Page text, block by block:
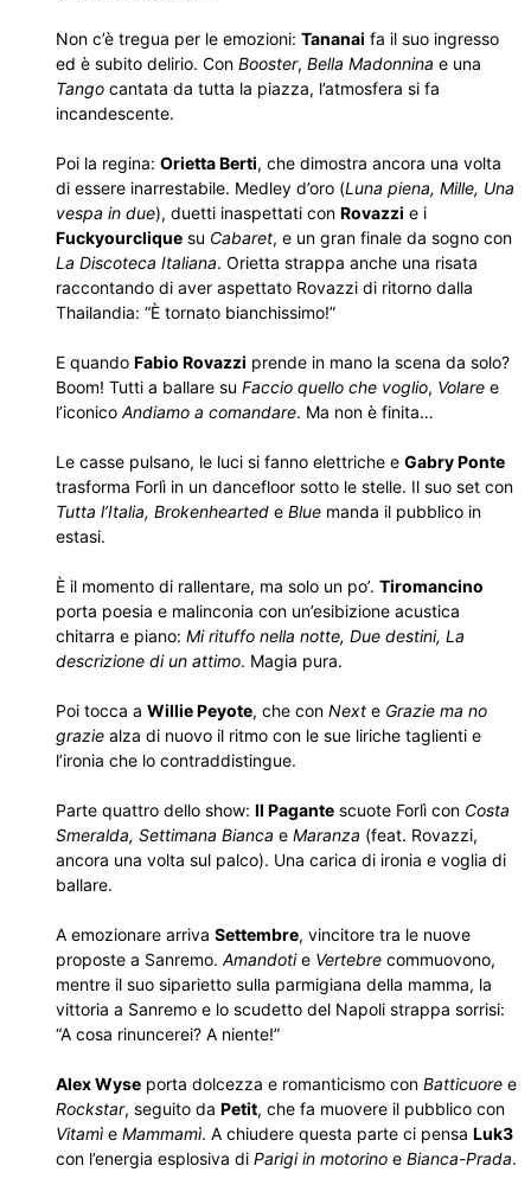
Non c’è tregua per le emozioni: Tananai fa il suo ingresso
ed è subito delirio. Con Booster, Bella Madonnina e una
Tango cantata da tutta la piazza, l’atmosfera si fa
incandescente.
Poi la regina: Orietta Berti, che dimostra ancora una volta
di essere inarrestabile. Medley d’oro (Luna piena, Mille, Una
vespa in due), duetti inaspettati con Rovazzi e i
Fuckyourclique su Cabaret, e un gran finale da sogno con
La Discoteca Italiana. Orietta strappa anche una risata
raccontando di aver aspettato Rovazzi di ritorno dalla
Thailandia: “È tornato bianchissimo!”
E quando Fabio Rovazzi prende in mano la scena da solo?
Boom! Tutti a ballare su Faccio quello che voglio, Volare e
l’iconico Andiamo a comandare. Ma non è finita…
Le casse pulsano, le luci si fanno elettriche e Gabry Ponte
trasforma Forlì in un dancefloor sotto le stelle. Il suo set con
Tutta l’Italia, Brokenhearted e Blue manda il pubblico in
estasi.
È il momento di rallentare, ma solo un po’. Tiromancino
porta poesia e malinconia con un’esibizione acustica
chitarra e piano: Mi rituffo nella notte, Due destini, La
descrizione di un attimo. Magia pura.
Poi tocca a Willie Peyote, che con Next e Grazie ma no
grazie alza di nuovo il ritmo con le sue liriche taglienti e
l’ironia che lo contraddistingue.
Parte quattro dello show: Il Pagante scuote Forlì con Costa
Smeralda, Settimana Bianca e Maranza (feat. Rovazzi,
ancora una volta sul palco). Una carica di ironia e voglia di
ballare.
A emozionare arriva Settembre, vincitore tra le nuove
proposte a Sanremo. Amandotie Vertebre commuovono,
mentre il suo siparietto sulla parmigiana della mamma, la
vittoria a Sanremo e lo scudetto del Napoli strappa sorrisi:
“A cosa rinuncerei? A niente!”
Alex Wyse porta dolcezza e romanticismo con Batticuore e
Rockstar, seguito da Petit, che fa muovere il pubblico con
Vitamì e Mammamì. A chiudere questa parte ci pensa Luk3
con l’energia esplosiva di Parigi in motorino e Bianca-Prada.